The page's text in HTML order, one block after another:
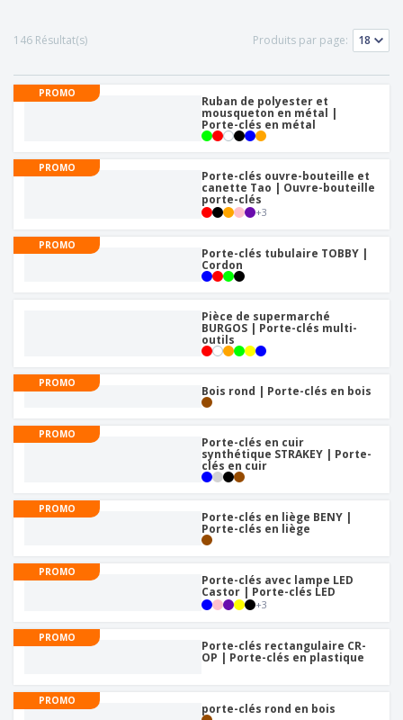
146 Résultat(s) Produits par page:
PROMO
Ruban de polyester et
mousqueton en métal |
Porte-clés en métal
PROMO
Porte-clés ouvre-bouteille et
canette Tao | Ouvre-bouteille
porte-clés
+3
PROMO
Porte-clés tubulaire TOBBY |
Cordon
Pièce de supermarché
BURGOS | Porte-clés multi-
outils
PROMO
Bois rond | Porte-clés en bois
PROMO
Porte-clés en cuir
synthétique STRAKEY | Porte-
clés en cuir
PROMO
Porte-clés en liège BENY |
Porte-clés en liège
PROMO
Porte-clés avec lampe LED
Castor | Porte-clés LED
+3
PROMO
Porte-clés rectangulaire CR-
OP | Porte-clés en plastique
PROMO
porte-clés rond en bois